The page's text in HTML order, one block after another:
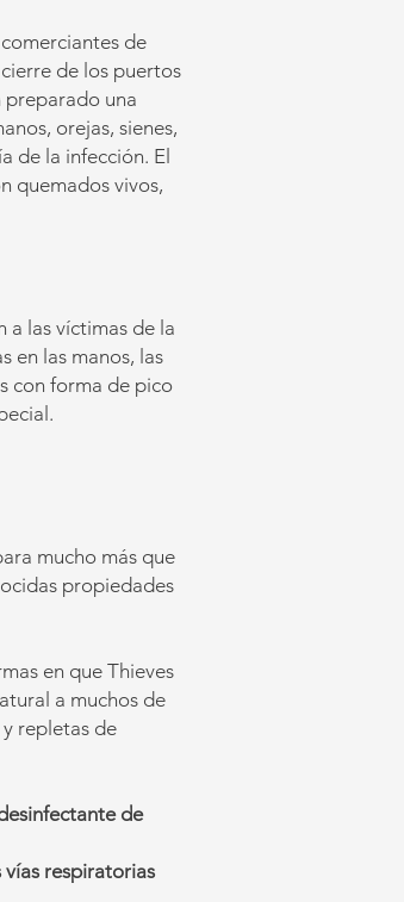
de
de los puertos
preparado una
orejas, sienes,
de la infección. El
quemados vivos,
a las víctimas de la
en las manos, las
con forma de pico
mucho más que
propiedades
en que Thieves
a muchos de
repletas de
de
respiratorias